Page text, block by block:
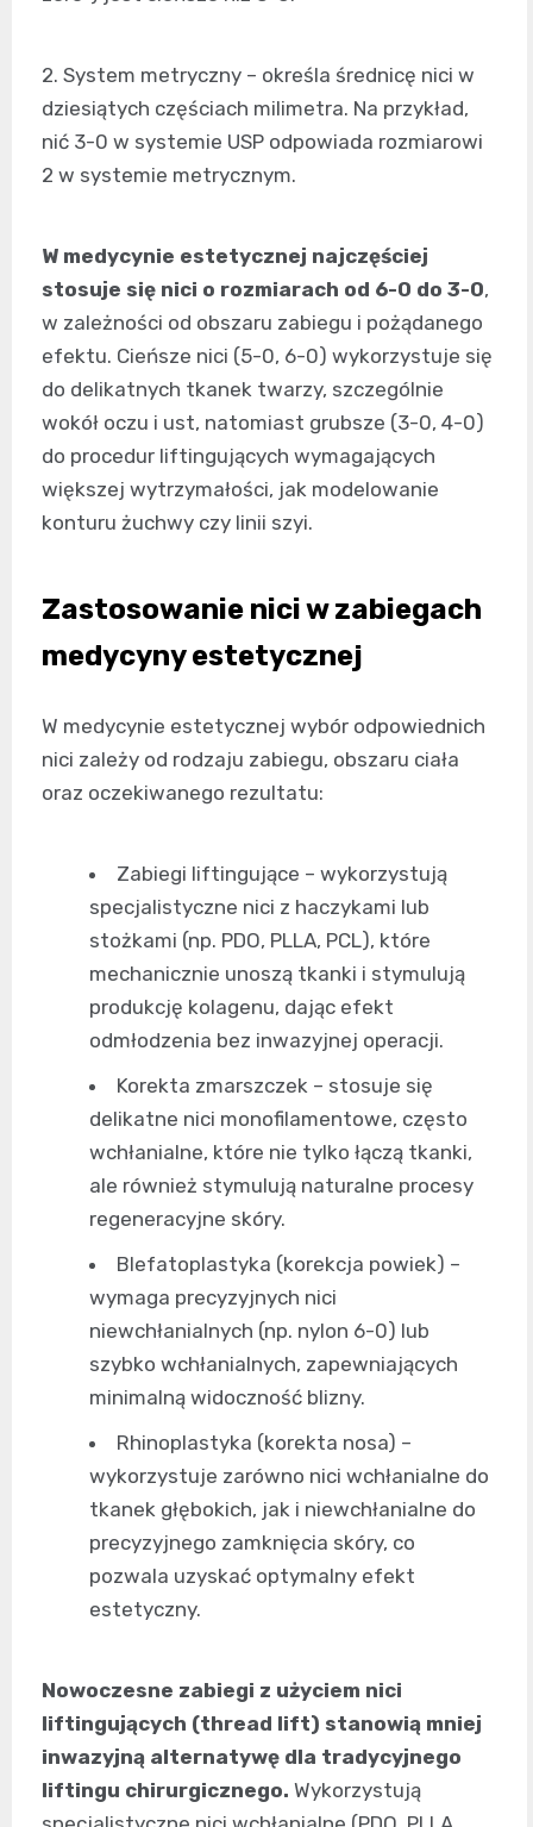
2. System metryczny – określa średnicę nici w
dziesiątych częściach milimetra. Na przykład,
nić 3-0 w systemie USP odpowiada rozmiarowi
2 w systemie metrycznym.
W medycynie estetycznej najczęściej
stosuje się nici o rozmiarach od 6-0 do 3-0,
w zależności od obszaru zabiegu i pożądanego
efektu. Cieńsze nici (5-0, 6-0) wykorzystuje się
do delikatnych tkanek twarzy, szczególnie
wokół oczu i ust, natomiast grubsze (3-0, 4-0)
do procedur liftingujących wymagających
większej wytrzymałości, jak modelowanie
konturu żuchwy czy linii szyi.
Zastosowanie nici w zabiegach
medycyny estetycznej
W medycynie estetycznej wybór odpowiednich
nici zależy od rodzaju zabiegu, obszaru ciała
oraz oczekiwanego rezultatu:
Zabiegi liftingujące – wykorzystują
specjalistyczne nici z haczykami lub
stożkami (np. PDO, PLLA, PCL), które
mechanicznie unoszą tkanki i stymulują
produkcję kolagenu, dając efekt
odmłodzenia bez inwazyjnej operacji.
Korekta zmarszczek – stosuje się
delikatne nici monofilamentowe, często
wchłanialne, które nie tylko łączą tkanki,
ale również stymulują naturalne procesy
regeneracyjne skóry.
Blefatoplastyka (korekcja powiek) –
wymaga precyzyjnych nici
niewchłanialnych (np. nylon 6-0) lub
szybko wchłanialnych, zapewniających
minimalną widoczność blizny.
Rhinoplastyka (korekta nosa) –
wykorzystuje zarówno nici wchłanialne do
tkanek głębokich, jak i niewchłanialne do
precyzyjnego zamknięcia skóry, co
pozwala uzyskać optymalny efekt
estetyczny.
Nowoczesne zabiegi z użyciem nici
liftingujących (thread lift) stanowią mniej
inwazyjną alternatywę dla tradycyjnego
liftingu chirurgicznego. Wykorzystują